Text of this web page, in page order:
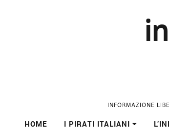
INFORMAZIONE
HOME I PIRATI ITALIANI